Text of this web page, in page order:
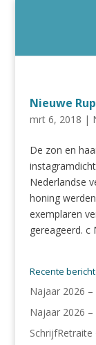
Nieuwe
mrt 6, 2018 |
De zon en
Nederlandse
honing
exemplaren
gereageerd. c
Recente
Najaar 2026
Najaar 2026
SchrijfRetraite